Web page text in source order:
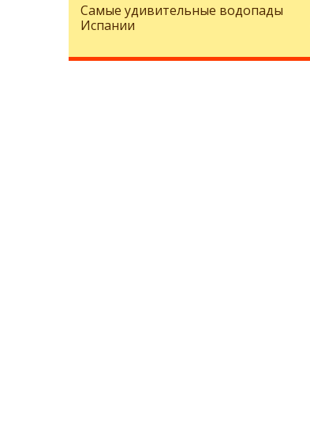
Самые удивительные водопады
Испании